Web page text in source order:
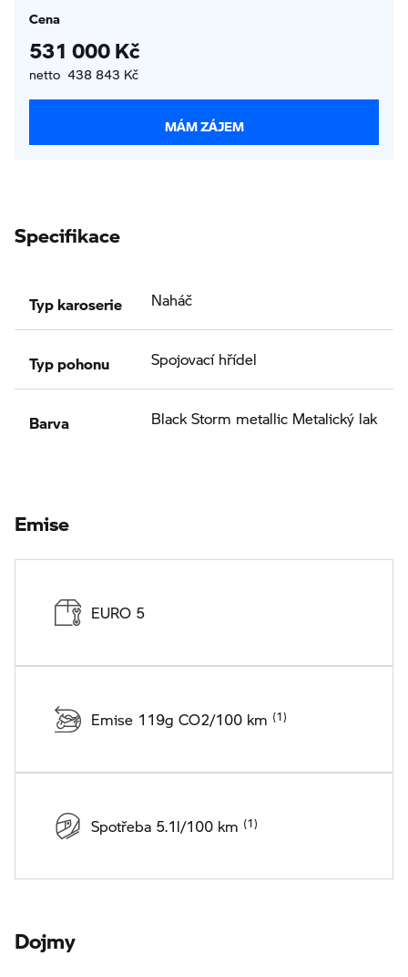
Cena
531 000 Kč
netto 438 843 Kč
MÁM ZÁJEM
Specifikace
Typ karoserie Naháč
Typ pohonu Spojovací hřídel
Barva Black Storm metallic Metalický lak
Emise
EURO 5
Emise 119g CO2/100 km
Spotřeba 5.1l/100 km
Dojmy